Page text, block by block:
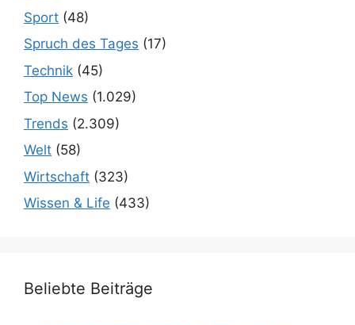
Sport (48)
Spruch des Tages (17)
Technik (45)
Top News (1.029)
Trends (2.309)
Welt (58)
Wirtschaft (323)
Wissen & Life (433)
Beliebte Beiträge